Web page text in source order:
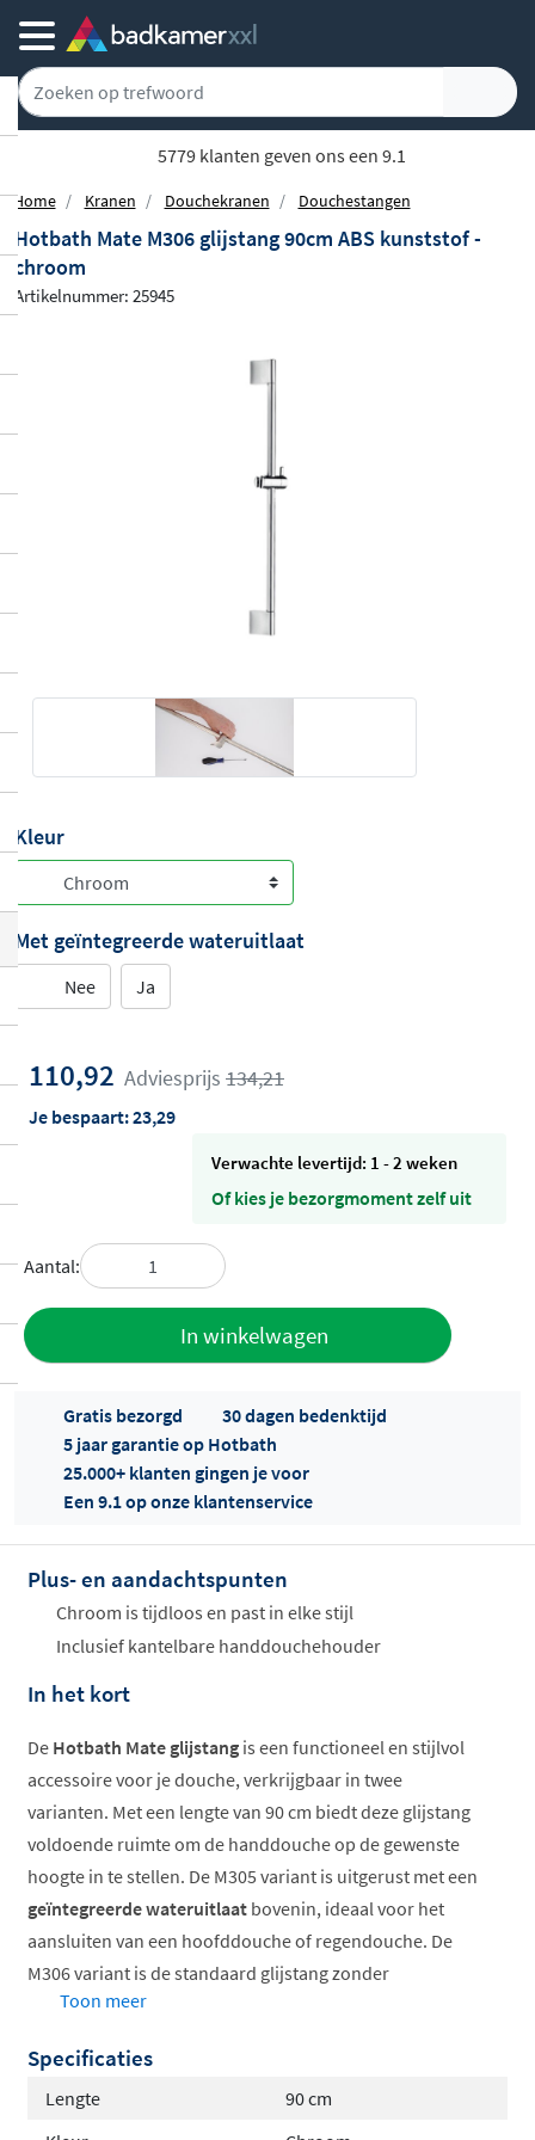
5779 klanten geven ons een 9.1
Home Kranen Douchekranen Douchestangen
Hotbath Mate M306 glijstang 90cm ABS kunststof -
chroom
Artikelnummer: 25945
Kleur
Met geïntegreerde wateruitlaat
Nee Ja
110,92 Adviesprijs 134,21
Je bespaart:23,29
Verwachte levertijd: 1 - 2 weken
Of kies je bezorgmoment zelf uit
Aantal:
In winkelwagen
Offertes
ophalen...
Gratis bezorgd
30 dagen bedenktijd
5 jaar garantie op Hotbath
25.000+ klanten gingen je voor
Een 9.1 op onze klantenservice
Plus- en aandachtspunten
Chroom is tijdloos en past in elke stijl
Inclusief kantelbare handdouchehouder
In het kort
De Hotbath Mate glijstang is een functioneel en stijlvol
accessoire voor je douche, verkrijgbaar in twee
varianten. Met een lengte van 90 cm biedt deze glijstang
voldoende ruimte om de handdouche op de gewenste
hoogte in te stellen. De M305 variant is uitgerust met een
geïntegreerde wateruitlaat bovenin, ideaal voor het
aansluiten van een hoofddouche of regendouche. De
M306 variant is de standaard glijstang zonder
wateruitlaat. Beide modellen zijn voorzien van een
eenvoudig kunt vastklikken.
Toon meer
Specificaties
Lengte
90 cm